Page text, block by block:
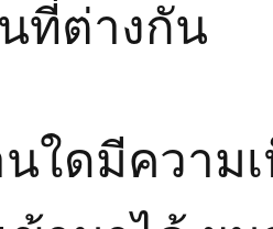
ที่ต่างกัน
ใดมีความ